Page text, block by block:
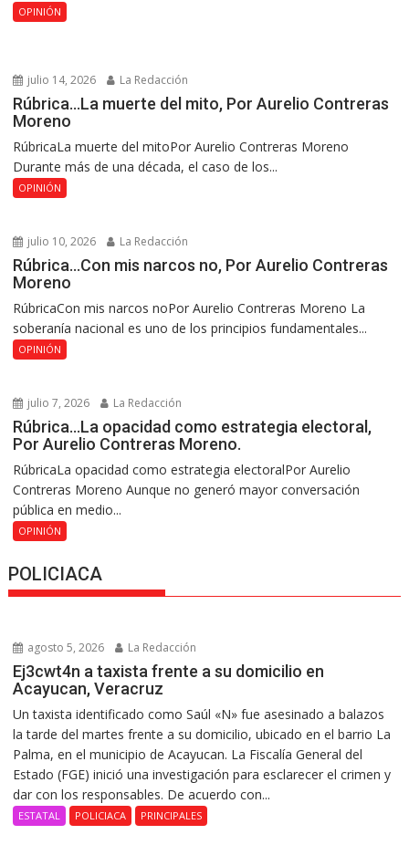
OPINIÓN
julio 14, 2026 La Redacción
Rúbrica…La muerte del mito, Por Aurelio Contreras
Moreno
RúbricaLa muerte del mitoPor Aurelio Contreras Moreno
Durante más de una década, el caso de los...
OPINIÓN
julio 10, 2026 La Redacción
Rúbrica…Con mis narcos no, Por Aurelio Contreras
Moreno
RúbricaCon mis narcos noPor Aurelio Contreras Moreno La
soberanía nacional es uno de los principios fundamentales...
OPINIÓN
julio 7, 2026 La Redacción
Rúbrica…La opacidad como estrategia electoral,
Por Aurelio Contreras Moreno.
RúbricaLa opacidad como estrategia electoralPor Aurelio
Contreras Moreno Aunque no generó mayor conversación
pública en medio...
OPINIÓN
POLICIACA
agosto 5, 2026 La Redacción
Ej3cwt4n a taxista frente a su domicilio en
Acayucan, Veracruz
Un taxista identificado como Saúl «N» fue asesinado a balazos
la tarde del martes frente a su domicilio, ubicado en el barrio La
Palma, en el municipio de Acayucan. La Fiscalía General del
Estado (FGE) inició una investigación para esclarecer el crimen y
dar con los responsables. De acuerdo con...
ESTATAL POLICIACA PRINCIPALES